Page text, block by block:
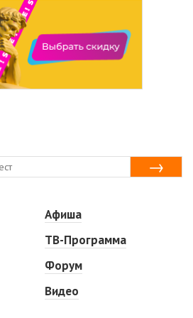
Афиша
ТВ-Программа
Форум
Видео